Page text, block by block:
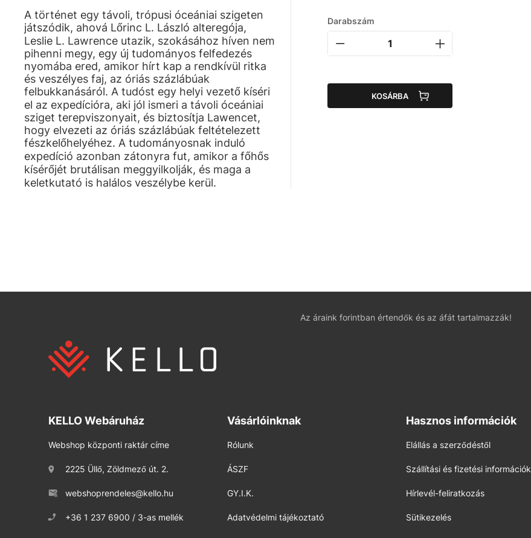
A történet egy távoli, trópusi óceániai szigeten
játszódik, ahová Lőrinc L. László alteregója,
Leslie L. Lawrence utazik, szokásához híven nem
pihenni megy, egy új tudományos felfedezés
nyomába ered, amikor hírt kap a rendkívül ritka
és veszélyes faj, az óriás százlábúak
felbukkanásáról. A tudóst egy helyi vezető kíséri
el az expedícióra, aki jól ismeri a távoli óceániai
sziget terepviszonyait, és biztosítja Lawencet,
hogy elvezeti az óriás százlábúak feltételezett
fészkelőhelyéhez. A tudományosnak induló
expedíció azonban zátonyra fut, amikor a főhős
kísérőjét brutálisan meggyilkolják, és maga a
keletkutató is halálos veszélybe kerül.
Darabszám
KOSÁRBA
Az áraink forintban értendők és az áfát tartalmazzák!
KELLO Webáruház
Webshop központi raktár címe
2225 Üllő, Zöldmező út. 2.
webshoprendeles@kello.hu
+36 1 237 6900 / 3-as mellék
Vásárlóinknak
Rólunk
ÁSZF
GY.I.K.
Adatvédelmi tájékoztató
Hasznos információk
Elállás a szerződéstől
Szállítási és fizetési információk
Hírlevél-feliratkozás
Sütikezelés